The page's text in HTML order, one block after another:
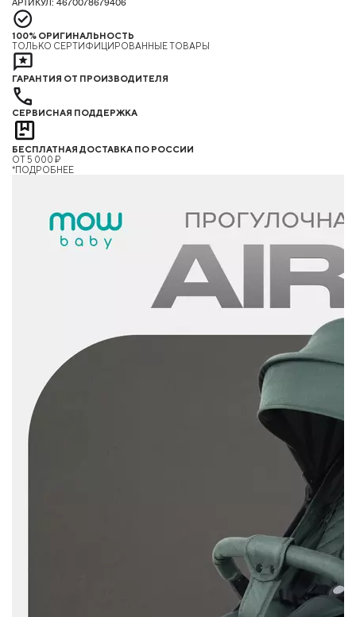
АРТИКУЛ: 4670078679406
100% ОРИГИНАЛЬНОСТЬ
ТОЛЬКО СЕРТИФИЦИРОВАННЫЕ ТОВАРЫ
ГАРАНТИЯ ОТ ПРОИЗВОДИТЕЛЯ
СЕРВИСНАЯ ПОДДЕРЖКА
БЕСПЛАТНАЯ ДОСТАВКА ПО РОССИИ
ОТ 5 000 ₽
*ПОДРОБНЕЕ